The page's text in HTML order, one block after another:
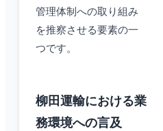
管理体制への取り組み
を推察させる要素の一
つです。
柳田運輸における業
務環境への言及